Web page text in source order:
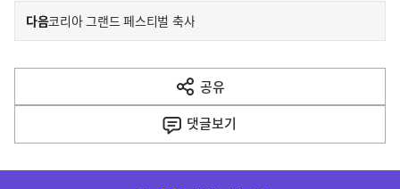
이
전
다
음
다음기
사
코리아 그랜드 페스티벌 축사
공유
열
기
댓글보기